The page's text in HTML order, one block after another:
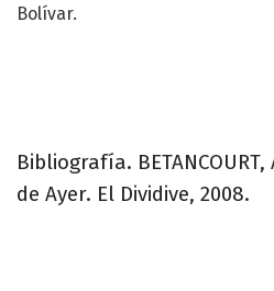
Bolívar.
Bibliografía.
de Ayer. El Dividive, 2008.